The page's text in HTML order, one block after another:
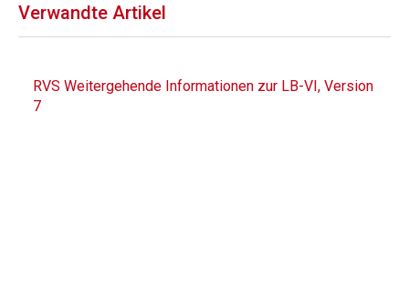
Verwandte Artikel
RVS Weitergehende Informationen zur LB-VI, Version
7